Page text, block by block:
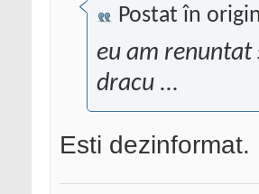
Postat în
eu am renuntat
dracu ...
Esti dezinformat.